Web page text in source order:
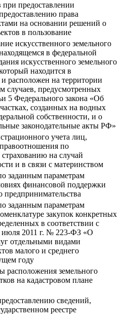
предоставлении
права
на основании решений о
в пользование
искусственного земельного
в федеральной
искусственного земельного
находится в
расположен на территории
случаев, предусмотренных
5 Федерального закона «Об
созданных на водных
собственности, и о
законодательные акты РФ»
учета лиц,
по
на случай
и в связи с материнством
заданным параметрам
финансовой поддержки
предпринимательства
заданным параметрам
закупок конкретных
в соответствии с
июля 2011 г. № 223-ФЗ «О
отдельными видами
малого и среднего
году
расположения земельного
на кадастровом плане
сведений,
реестре